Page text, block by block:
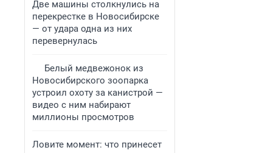
Две машины столкнулись на
перекрестке в Новосибирске
— от удара одна из них
перевернулась
Белый медвежонок из
Новосибирского зоопарка
устроил охоту за канистрой —
видео с ним набирают
миллионы просмотров
Ловите момент: что принесет